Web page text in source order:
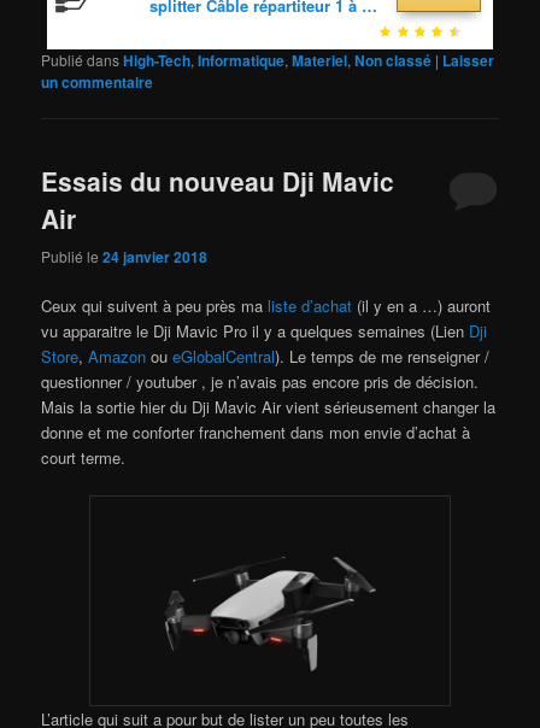
durée de Vie, Application sûre
splitter Câble répartiteur 1 à 5,
cm MFX-AWHN-1NNN5-R1
Publié dansHigh-Tech,Informatique,Materiel,Non classé | Laisser
un commentaire
Essais du nouveau Dji Mavic
Air
Publié le24 janvier 2018
Ceux qui suivent à peu près maliste d’achat (il y en a …) auront
vu apparaitre le Dji Mavic Pro il y a quelques semaines (Lien Dji
Store,Amazon oueGlobalCentral). Le temps de me renseigner /
questionner / youtuber , je n’avais pas encore pris de décision.
Mais la sortie hier du Dji Mavic Air vient sérieusement changer la
donne et me conforter franchement dans mon envie d’achat à
court terme.
L’article qui suit a pour but de lister un peu toutes les